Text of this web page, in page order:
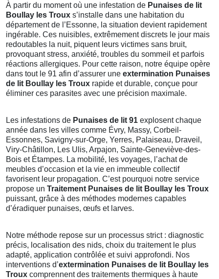
À partir du moment où une infestation de Punaises de lit
Boullay les Troux s’installe dans une habitation du
département de l’Essonne, la situation devient rapidement
ingérable. Ces nuisibles, extrêmement discrets le jour mais
redoutables la nuit, piquent leurs victimes sans bruit,
provoquant stress, anxiété, troubles du sommeil et parfois
réactions allergiques. Pour cette raison, notre équipe opère
dans tout le 91 afin d’assurer une extermination Punaises
de lit Boullay les Troux rapide et durable, conçue pour
éliminer ces parasites avec une précision maximale.
Les infestations de Punaises de lit 91 explosent chaque
année dans les villes comme Évry, Massy, Corbeil-
Essonnes, Savigny-sur-Orge, Yerres, Palaiseau, Draveil,
Viry-Châtillon, Les Ulis, Arpajon, Sainte-Geneviève-des-
Bois et Étampes. La mobilité, les voyages, l’achat de
meubles d’occasion et la vie en immeuble collectif
favorisent leur propagation. C’est pourquoi notre service
propose un Traitement Punaises de lit Boullay les Troux
puissant, grâce à des méthodes modernes capables
d’éradiquer punaises, œufs et larves.
Notre méthode repose sur un processus strict : diagnostic
précis, localisation des nids, choix du traitement le plus
adapté, application contrôlée et suivi approfondi. Nos
interventions d’extermination Punaises de lit Boullay les
Troux comprennent des traitements thermiques à haute